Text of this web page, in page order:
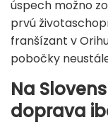
úspech možno
prvú
franšízant v
pobočky
Na
doprava